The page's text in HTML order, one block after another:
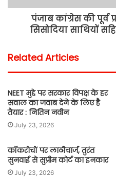
पंजाब कांग्रेस की पूर्व
सिसोदिया साथियों
Related Articles
NEET मुद्दे पर सरकार विपक्ष के हर
सवाल का जवाब देने के लिए है
तैयार : नितिन नवीन
July 23, 2026
कॉकरोचों पर लाठीचार्ज, तुरंत
सुनवाई से सुप्रीम कोर्ट का इनकार
July 23, 2026